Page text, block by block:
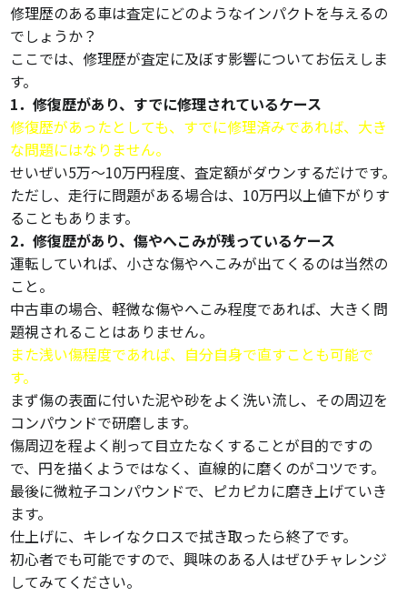
修理歴のある車は査定にどのようなインパクトを与えるの
でしょうか？
ここでは、修理歴が査定に及ぼす影響についてお伝えしま
す。
1．修復歴があり、すでに修理されているケース
修復歴があったとしても、すでに修理済みであれば、大き
な問題にはなりません。
せいぜい5万～10万円程度、査定額がダウンするだけです。
ただし、走行に問題がある場合は、10万円以上値下がりす
ることもあります。
2．修復歴があり、傷やへこみが残っているケース
運転していれば、小さな傷やへこみが出てくるのは当然の
こと。
中古車の場合、軽微な傷やへこみ程度であれば、大きく問
題視されることはありません。
また浅い傷程度であれば、自分自身で直すことも可能で
す。
まず傷の表面に付いた泥や砂をよく洗い流し、その周辺を
コンパウンドで研磨します。
傷周辺を程よく削って目立たなくすることが目的ですの
で、円を描くようではなく、直線的に磨くのがコツです。
最後に微粒子コンパウンドで、ピカピカに磨き上げていき
ます。
仕上げに、キレイなクロスで拭き取ったら終了です。
初心者でも可能ですので、興味のある人はぜひチャレンジ
してみてください。